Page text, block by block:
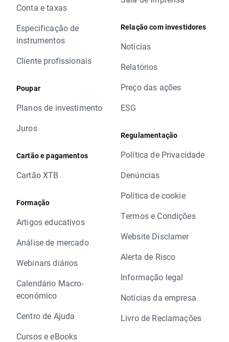
Conta e taxas
Especificação de
instrumentos
Cliente profissionais
Poupar
Planos de investimento
Juros
Cartão e pagamentos
Cartão XTB
Formação
Artigos educativos
Análise de mercado
Webinars diários
Calendário Macro-
económico
Centro de Ajuda
Cursos e eBooks
Relação com investidores
Notícias
Relatórios
Preço das ações
ESG
Regulamentação
Política de Privacidade
Denúncias
Política de cookie
Termos e Condições
Website Disclamer
Alerta de Risco
Informação legal
Notícias da empresa
Livro de Reclamações